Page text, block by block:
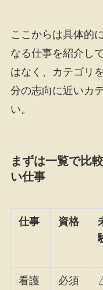
ここからは具体的
なる仕事を紹介し
はなく、カテゴリ
分の志向に近いカ
い。
まずは一覧で比
い仕事
仕事 資格
看護
必須